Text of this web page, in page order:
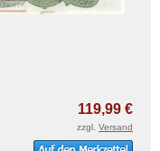
119,99 €
zzgl. Versand